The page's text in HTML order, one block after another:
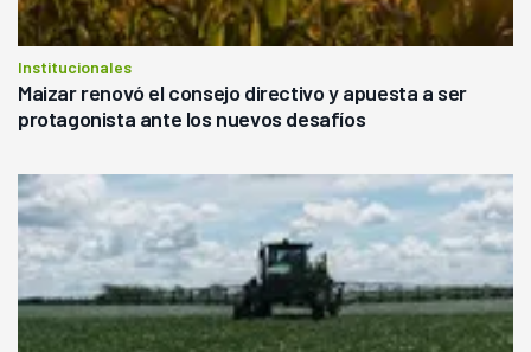
Institucionales
Maizar renovó el consejo directivo y apuesta a ser
protagonista ante los nuevos desafíos